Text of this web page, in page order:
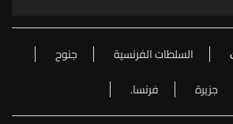
السلطات الفرنسية
جنوح
جزيرة فرنسا.